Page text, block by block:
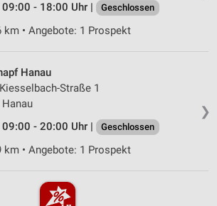
09:00 - 18:00 Uhr |
Geschlossen
km • Angebote: 1 Prospekt
❯
Hanau
Straße 1
Hanau
09:00 - 20:00 Uhr |
Geschlossen
km • Angebote: 1 Prospekt